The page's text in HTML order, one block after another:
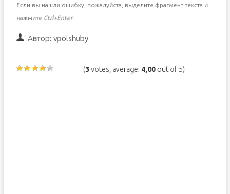
Если вы нашли ошибку, пожалуйста, выделите фрагмент текста и
нажмите Ctrl+Enter.
Автор: vpolshuby
(3 votes, average: 4,00 out of 5)